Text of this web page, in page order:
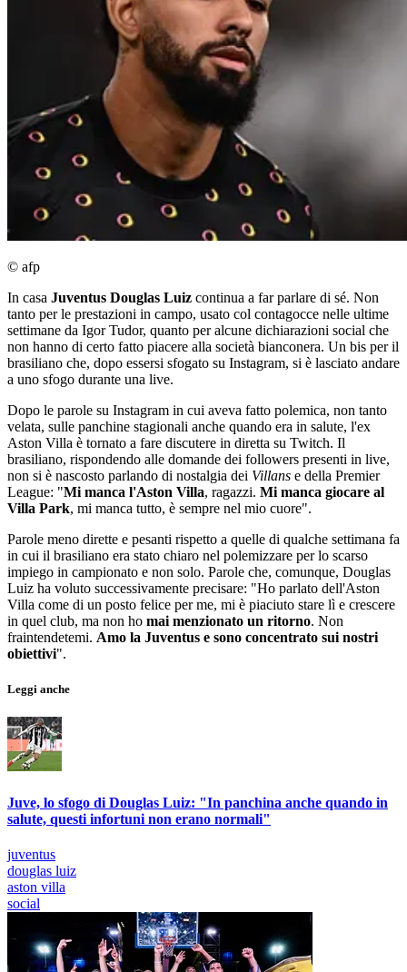
© afp
In casa Juventus Douglas Luiz continua a far parlare di sé. Non
tanto per le prestazioni in campo, usato col contagocce nelle ultime
settimane da Igor Tudor, quanto per alcune dichiarazioni social che
non hanno di certo fatto piacere alla società bianconera. Un bis per il
brasiliano che, dopo essersi sfogato su Instagram, si è lasciato andare
a uno sfogo durante una live.
Dopo le parole su Instagram in cui aveva fatto polemica, non tanto
velata, sulle panchine stagionali anche quando era in salute, l'ex
Aston Villa è tornato a fare discutere in diretta su Twitch. Il
brasiliano, rispondendo alle domande dei followers presenti in live,
non si è nascosto parlando di nostalgia dei Villans e della Premier
League: "Mi manca l'Aston Villa, ragazzi. Mi manca giocare al
Villa Park, mi manca tutto, è sempre nel mio cuore".
Parole meno dirette e pesanti rispetto a quelle di qualche settimana fa
in cui il brasiliano era stato chiaro nel polemizzare per lo scarso
impiego in campionato e non solo. Parole che, comunque, Douglas
Luiz ha voluto successivamente precisare: "Ho parlato dell'Aston
Villa come di un posto felice per me, mi è piaciuto stare lì e crescere
in quel club, ma non ho mai menzionato un ritorno. Non
fraintendetemi. Amo la Juventus e sono concentrato sui nostri
obiettivi".
Leggi anche
Juve, lo sfogo di Douglas Luiz: "In panchina anche quando in
salute, questi infortuni non erano normali"
juventus
douglas luiz
aston villa
social